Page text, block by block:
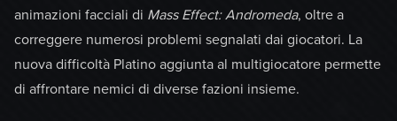
animazioni facciali di Mass Effect: Andromeda, oltre a
correggere numerosi problemi segnalati dai giocatori. La
nuova difficoltà Platino aggiunta al multigiocatore permette
di affrontare nemici di diverse fazioni insieme.